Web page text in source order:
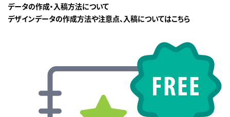
データの作成・入稿方法について
デザインデータの作成方法や注意点、入稿についてはこちら